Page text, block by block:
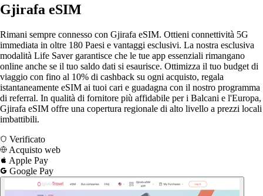
Gjirafa eSIM
Rimani sempre connesso con Gjirafa eSIM. Ottieni connettività 5G
immediata in oltre 180 Paesi e vantaggi esclusivi. La nostra esclusiva
modalità Life Saver garantisce che le tue app essenziali rimangano
online anche se il tuo saldo dati si esaurisce. Ottimizza il tuo budget di
viaggio con fino al 10% di cashback su ogni acquisto, regala
istantaneamente eSIM ai tuoi cari e guadagna con il nostro programma
di referral. In qualità di fornitore più affidabile per i Balcani e l'Europa,
Gjirafa eSIM offre una copertura regionale di alto livello a prezzi locali
imbattibili.
Verificato
Acquisto web
Apple Pay
Google Pay